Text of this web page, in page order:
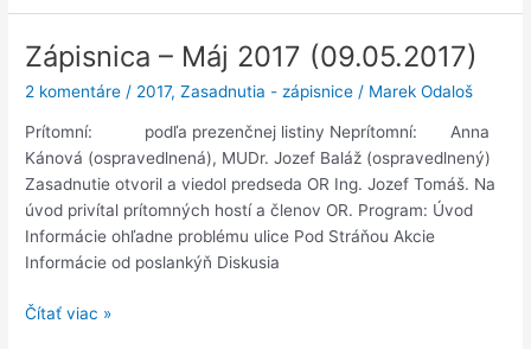
Jún
2017
(13.06.2017)
Zápisnica – Máj 2017 (09.05.2017)
2 komentáre / 2017,Zasadnutia - zápisnice / Marek Odaloš
Prítomní: podľa prezenčnej listiny Neprítomní: Anna
Kánová (ospravedlnená), MUDr. Jozef Baláž (ospravedlnený)
Zasadnutie otvoril a viedol predseda OR Ing. Jozef Tomáš. Na
úvod privítal prítomných hostí a členov OR. Program: Úvod
Informácie ohľadne problému ulice Pod Stráňou Akcie
Informácie od poslankýň Diskusia
Zápisnica
Čítať viac »